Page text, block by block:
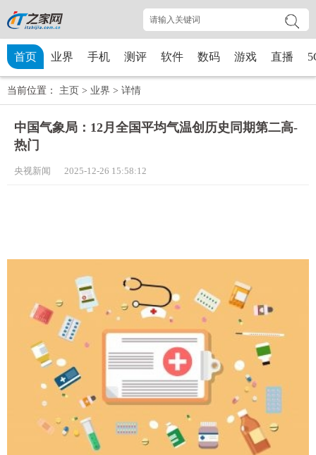
首页 业界 手机 测评 软件 数码 游戏 直播
当前位置： 主页 > 业界 > 详情
中国气象局：12月全国平均气温创历史同期第二高-
热门
央视新闻 2025-12-26 15:58:12